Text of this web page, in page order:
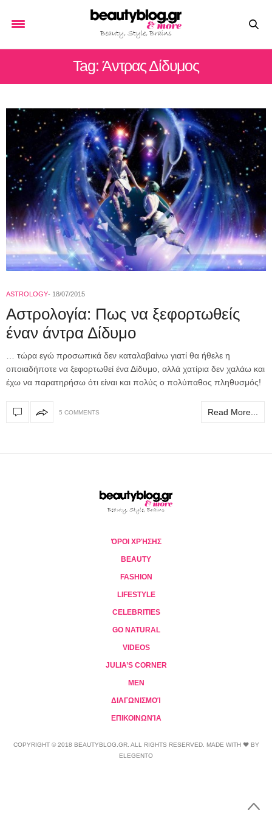
Tag: Άντρας Δίδυμος
ASTROLOGY 18/07/2015
Aστρολογία: Πως να ξεφορτωθείς
έναν άντρα Δίδυμο
… τώρα εγώ προσωπικά δεν καταλαβαίνω γιατί θα ήθελε η
οποιαδήποτε να ξεφορτωθεί ένα Δίδυμο, αλλά χατίρια δεν χαλάω και
έχω να παρατηρήσω ότι είναι και πολύς ο πολύπαθος πληθυσμός!
5 COMMENTS Read More...
ΌΡΟΙ ΧΡΉΣΗΣ
BEAUTY
FASHION
LIFESTYLE
CELEBRITIES
GO NATURAL
VIDEOS
JULIA’S CORNER
MEN
ΔΙΑΓΩΝΙΣΜΟΊ
ΕΠΙΚΟΙΝΩΝΊΑ
COPYRIGHT © 2018 BEAUTYBLOG.GR. ALL RIGHTS RESERVED. MADE WITH ❤ BY
ELEGENTO